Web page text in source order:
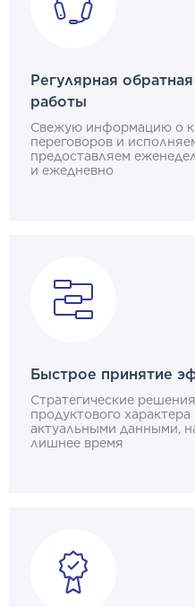
Регулярная
работы
Свежую информацию о
переговоров и
предоставляем
и ежедневно
Быстрое принятие
Стратегические
продуктового
актуальными данными,
лишнее время